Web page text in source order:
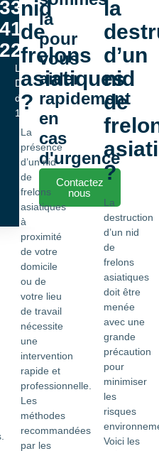
33
41
22
Lundi -
Dimanche
de 9h00 à
18h00
là
pour
vous
aider
rapidement
en
cas
d'urgence
Contactez
nous
nid
de
frelons
asiatiques
?
La
présence
d’un nid
de
frelons
asiatiques
à
proximité
de votre
domicile
ou de
votre lieu
de travail
nécessite
une
intervention
rapide et
professionnelle.
Les
méthodes
recommandées
par les
la
d’un
nid
de
?
La
destruction
d’un nid
de
frelons
asiatiques
doit être
menée
avec une
grande
précaution
pour
minimiser
les
risques
Voici les